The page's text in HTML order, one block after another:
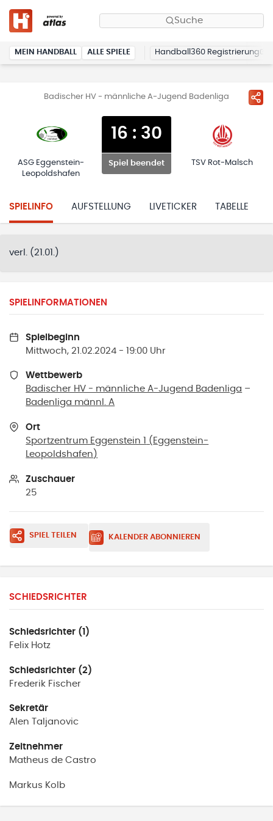
Suche
MEIN HANDBALL ALLE SPIELE Handball360 Registrierung
Badischer HV - männliche A-Jugend Badenliga
ASG Eggenstein-
Leopoldshafen
16 : 30
Spiel beendet TSV Rot-Malsch
SPIELINFO AUFSTELLUNG LIVETICKER TABELLE
verl. (21.01.)
SPIELINFORMATIONEN
Spielbeginn
Mittwoch, 21.02.2024 - 19:00 Uhr
Wettbewerb
Badischer HV - männliche A-Jugend Badenliga –
Badenliga männl. A
Ort
Sportzentrum Eggenstein 1
( Eggenstein-
Leopoldshafen )
Zuschauer
25
SPIEL TEILEN KALENDER ABONNIEREN
SCHIEDSRICHTER
Schiedsrichter (1)
Felix Hotz
Schiedsrichter (2)
Frederik Fischer
Sekretär
Alen
Taljanovic
Zeitnehmer
Matheus de Castro
Markus Kolb